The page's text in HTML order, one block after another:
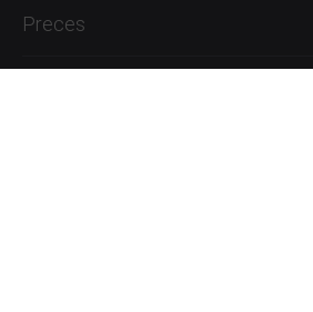
Preces